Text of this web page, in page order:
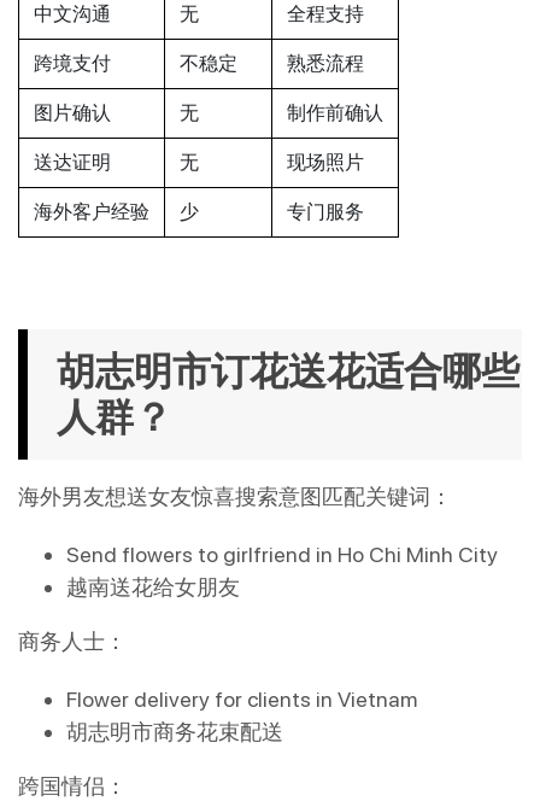
中文沟通 无 全程支持
跨境支付 不稳定 熟悉流程
图片确认 无 制作前确认
送达证明 无 现场照片
海外客户经验 少 专门服务
胡志明市订花送花适合哪些
人群？
海外男友想送女友惊喜搜索意图匹配关键词：
Send flowers to girlfriend in Ho Chi Minh City
越南送花给女朋友
商务人士：
Flower delivery for clients in Vietnam
胡志明市商务花束配送
跨国情侣：